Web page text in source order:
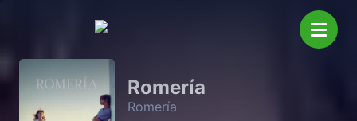
Romería
Romería